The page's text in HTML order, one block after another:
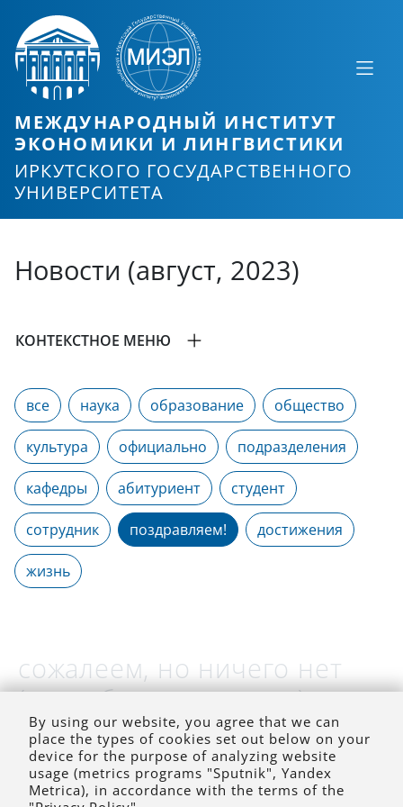
МЕЖДУНАРОДНЫЙ ИНСТИТУТ
ЭКОНОМИКИ И ЛИНГВИСТИКИ
ИРКУТСКОГО ГОСУДАРСТВЕННОГО
УНИВЕРСИТЕТА
Новости (август, 2023)
КОНТЕКСТНОЕ МЕНЮ
все наука образование общество
культура официально подразделения
кафедры абитуриент студент
сотрудник поздравляем! достижения
жизнь
сожалеем, но ничего нет
(на выбранное время)
By using our website, you agree that we can
place the types of cookies set out below on your
device for the purpose of analyzing website
usage (metrics programs "Sputnik", Yandex
Metrica), in accordance with the terms of the